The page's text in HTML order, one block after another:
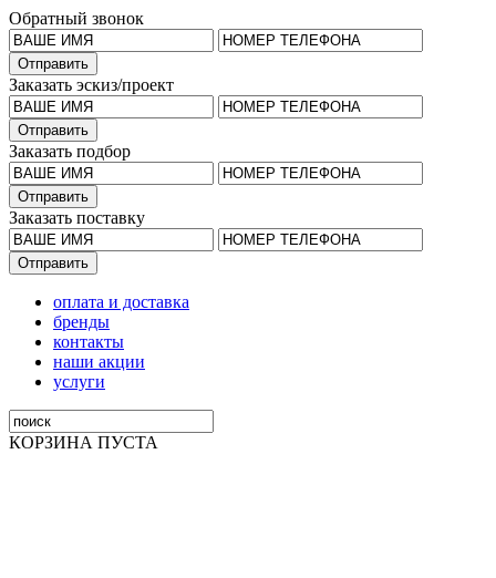
Обратный звонок
Заказать эскиз/проект
Заказать подбор
Заказать поставку
оплата и доставка
бренды
контакты
наши акции
услуги
КОРЗИНА ПУСТА